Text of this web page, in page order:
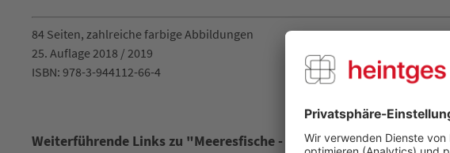
84 Seiten, zahlreiche farbige Abbildungen
25. Auflage 2018 / 2019
ISBN: 978-3-944112-66-4
Weiterführende Links zu "Meeresfische - Die wichtigsten